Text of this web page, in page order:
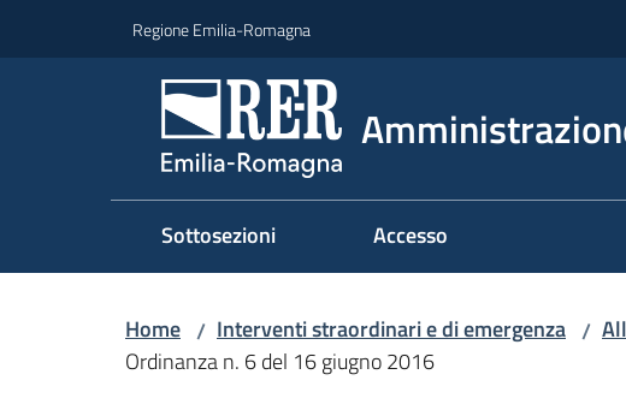
Regione Emilia-Romagna
Sottosezioni Accesso
Home / Interventi straordinari e di emergenza /
Ordinanza n. 6 del 16 giugno 2016